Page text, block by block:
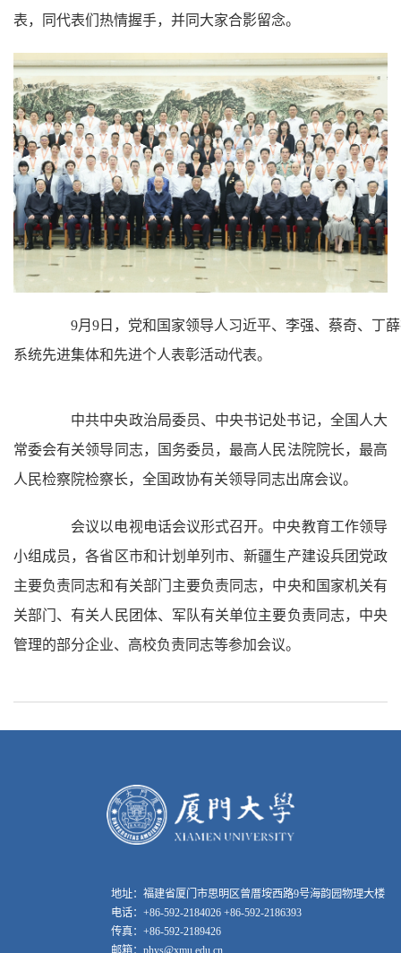
表，同代表们热情握手，并同大家合影留念。
9月9日，党和国家领导人习近平、李强、蔡奇、丁
系统先进集体和先进个人表彰活动代表。
中共中央政治局委员、中央书记处书记，全国人大
常委会有关领导同志，国务委员，最高人民法院院长，最高
人民检察院检察长，全国政协有关领导同志出席会议。
会议以电视电话会议形式召开。中央教育工作领导
小组成员，各省区市和计划单列市、新疆生产建设兵团党政
主要负责同志和有关部门主要负责同志，中央和国家机关有
关部门、有关人民团体、军队有关单位主要负责同志，中央
管理的部分企业、高校负责同志等参加会议。
地址：福建省厦门市思明区曾厝垵西路9号海韵园物理大楼
电话：+86-592-2184026 +86-592-2186393
传真：+86-592-2189426
邮箱：phys@xmu.edu.cn